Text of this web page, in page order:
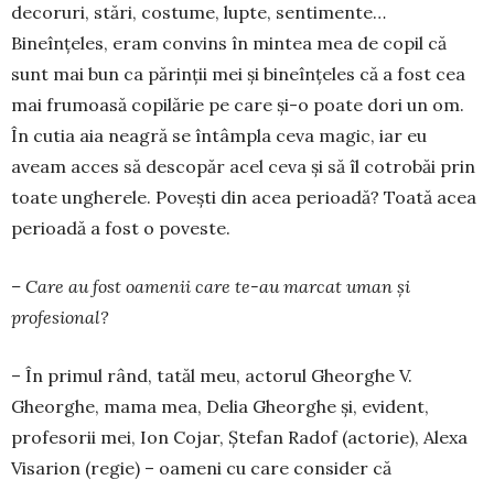
decoruri, stări, costume, lupte, sentimente…
Bineînțeles, eram convins în mintea mea de copil că
sunt mai bun ca părinții mei și bineînțeles că a fost cea
mai frumoasă copilărie pe care și-o poate dori un om.
În cutia aia neagră se întâmpla ceva magic, iar eu
aveam acces să descopăr acel ceva și să îl cotrobăi prin
toate ungherele. Povești din acea perioadă? Toată acea
perioadă a fost o poveste.
– Care au fost oamenii care te-au marcat uman și
profesional?
– În primul rând, tatăl meu, actorul Gheorghe V.
Gheorghe, mama mea, Delia Gheorghe și, evident,
profesorii mei, Ion Cojar, Ștefan Radof (actorie), Alexa
Visarion (regie) – oameni cu care consider că